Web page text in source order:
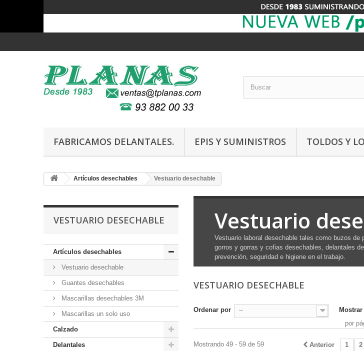
FABRICAMOS DELANTALES. EPIS Y SUMINISTROS TOLDOS Y
Artículos desechables Vestuario desechable
VESTUARIO DESECHABLE
Artículos desechables
Vestuario desechable
Guantes desechables
Mascarillas desechables 3M
Mascarillas un solo uso
Calzado
Delantales
Vestuario
Vestuario laboral desechable tales como buzos
gorros y gorras y cofias desechables, delantales
prevención, seguridad e higiene en el trabajo.
VESTUARIO DESECHABLE
Ordenar por -- Mostrar
por
Anterior 1 2
Mostrando 49 - 59 de 59